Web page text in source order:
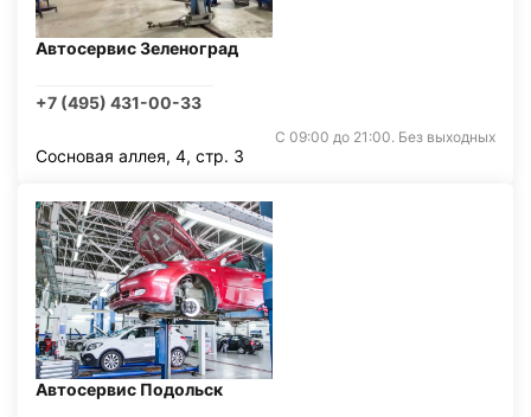
Автосервис Зеленоград
+7 (495) 431-00-33
С 09:00 до 21:00. Без выходных
Сосновая аллея, 4, стр. 3
Автосервис Подольск